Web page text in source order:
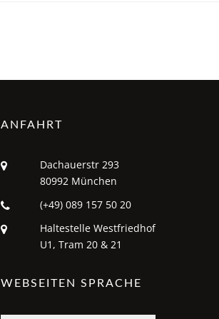
ANFAHRT
Dachauerstr 293
80992 München
(+49) 089 157 50 20
Haltestelle Westfriedhof
U1, Tram 20 & 21
WEBSEITEN SPRACHE